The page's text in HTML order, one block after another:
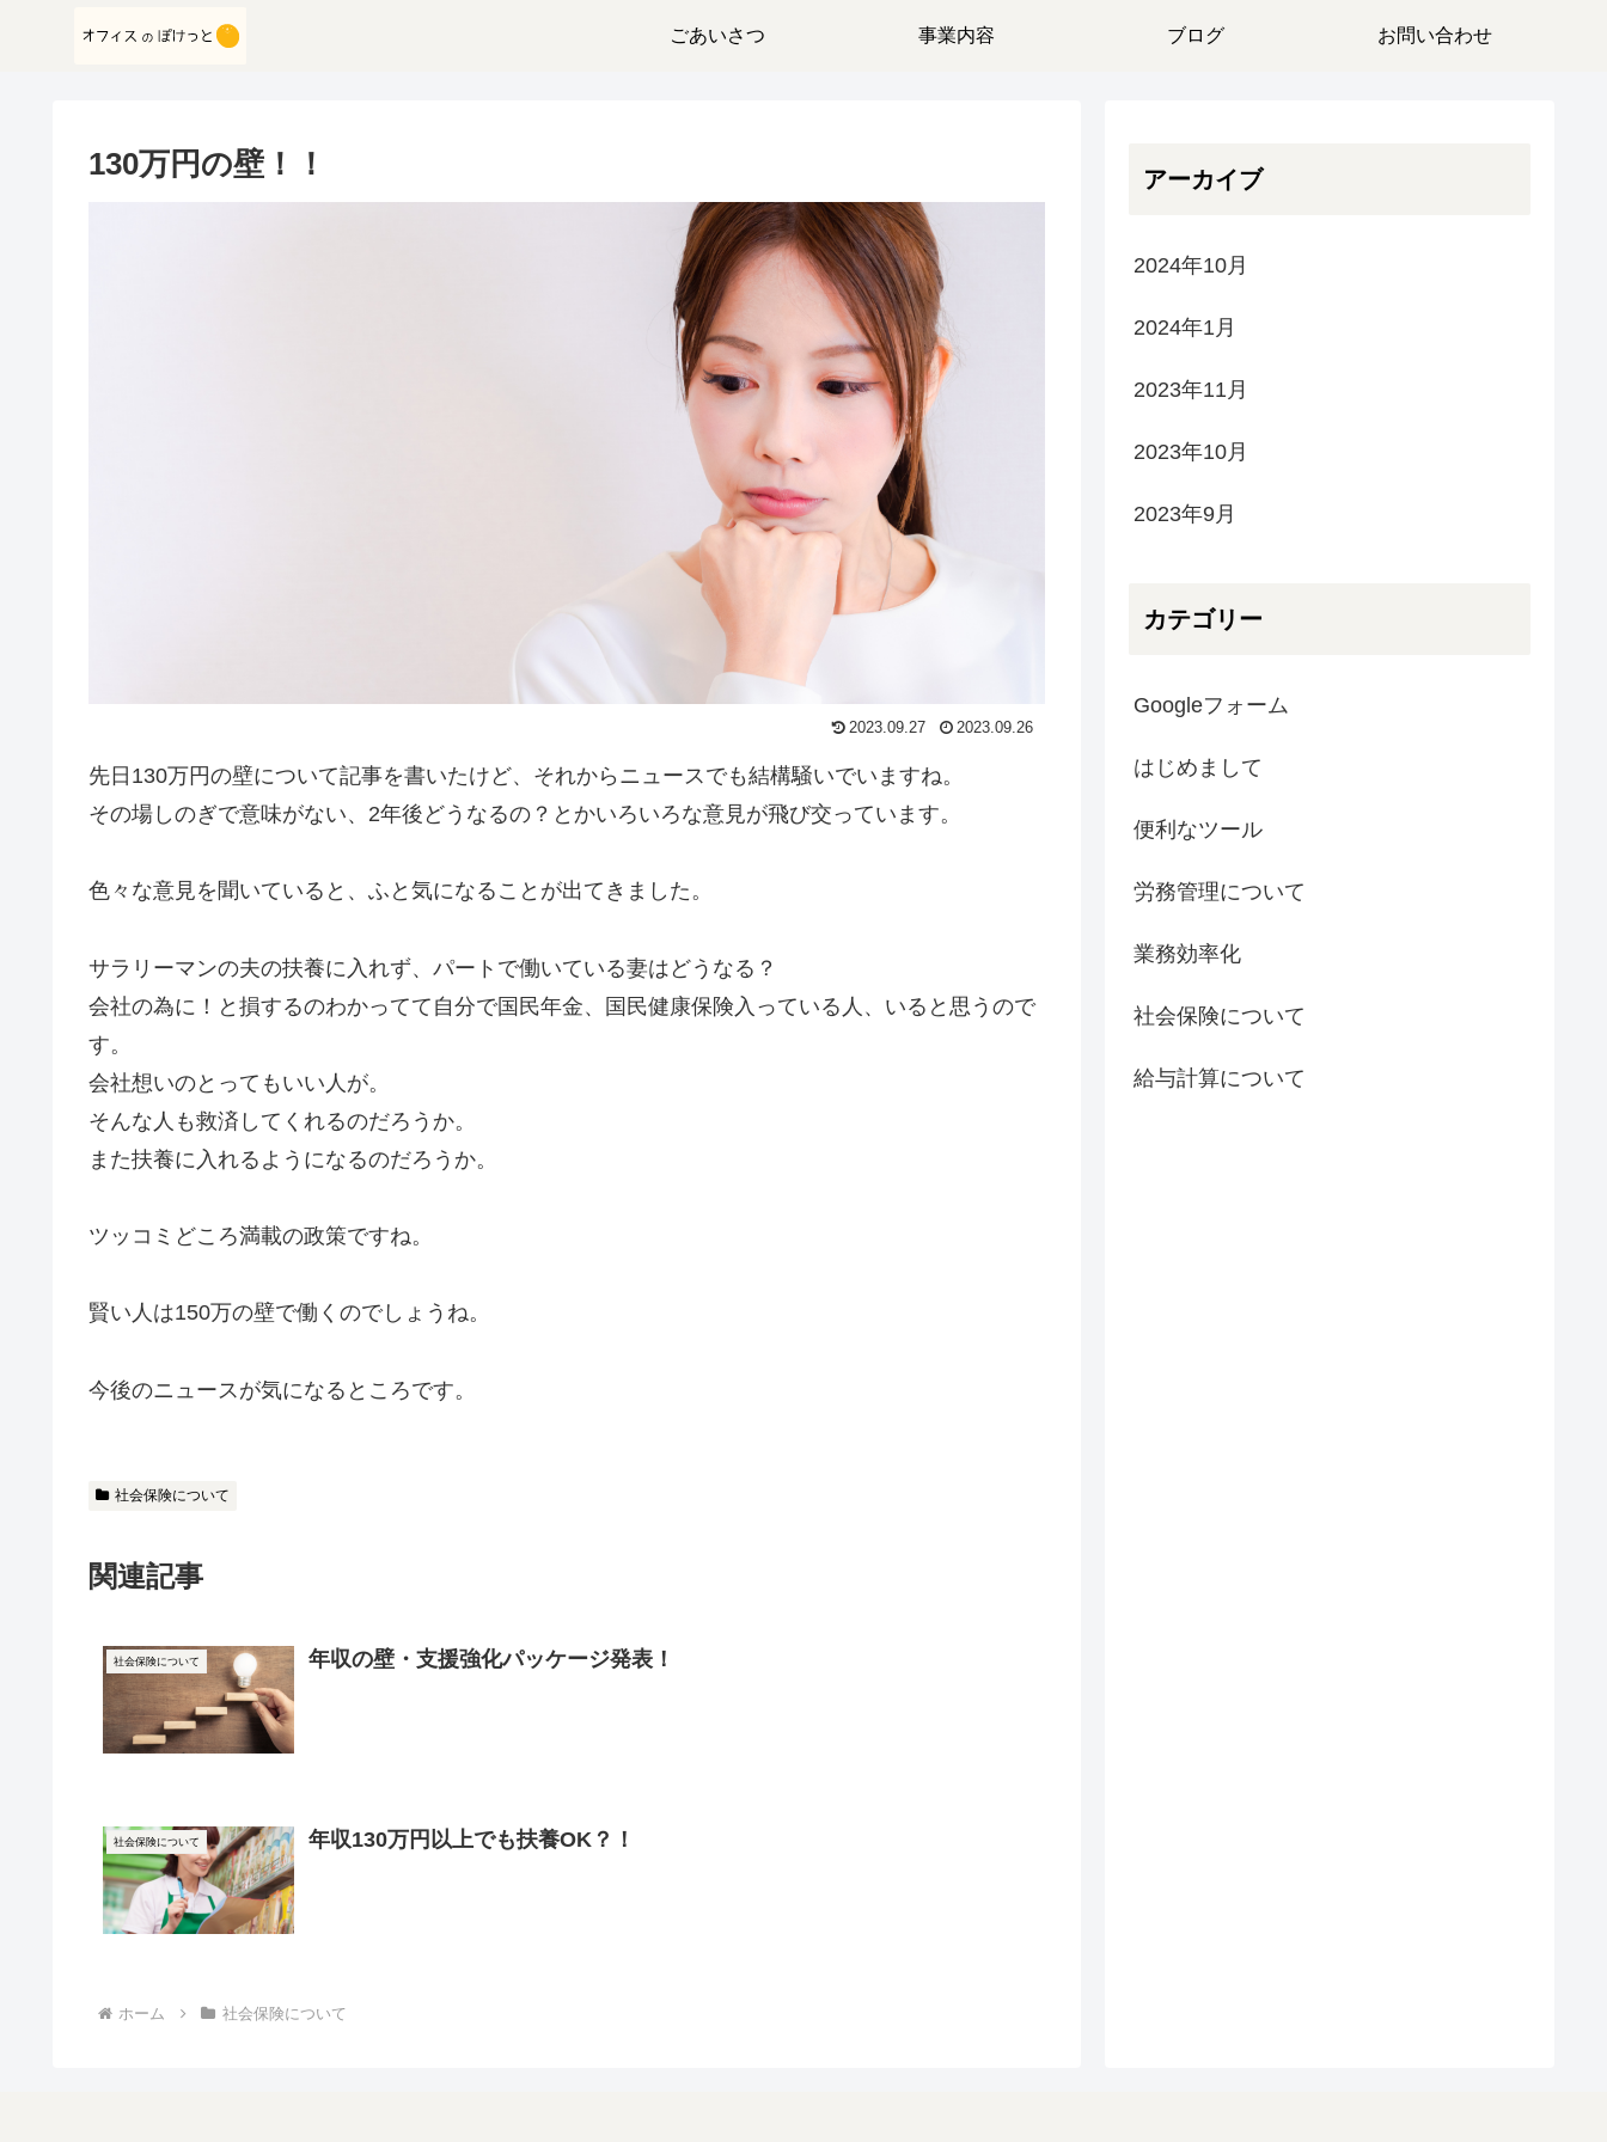
ごあいさつ 事業内容 ブログ お問い合わせ
130万円の壁！！
2023.09.27 2023.09.26
先日130万円の壁について記事を書いたけど、それからニュースでも結構騒いでいますね。
その場しのぎで意味がない、2年後どうなるの？とかいろいろな意見が飛び交っています。
色々な意見を聞いていると、ふと気になることが出てきました。
サラリーマンの夫の扶養に入れず、パートで働いている妻はどうなる？
会社の為に！と損するのわかってて自分で国民年金、国民健康保険入っている人、いると思うので
す。
会社想いのとってもいい人が。
そんな人も救済してくれるのだろうか。
また扶養に入れるようになるのだろうか。
ツッコミどころ満載の政策ですね。
賢い人は150万の壁で働くのでしょうね。
今後のニュースが気になるところです。
社会保険について
関連記事
社会保険について 年収の壁・支援強化パッケージ発表！
社会保険について 年収130万円以上でも扶養OK？！
ホーム 社会保険について
アーカイブ
2024年10月
2024年1月
2023年11月
2023年10月
2023年9月
カテゴリー
Googleフォーム
はじめまして
便利なツール
労務管理について
業務効率化
社会保険について
給与計算について